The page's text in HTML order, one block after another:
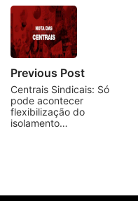
Previous Post
Centrais Sindicais: Só
pode acontecer
flexibilização do
isolamento…